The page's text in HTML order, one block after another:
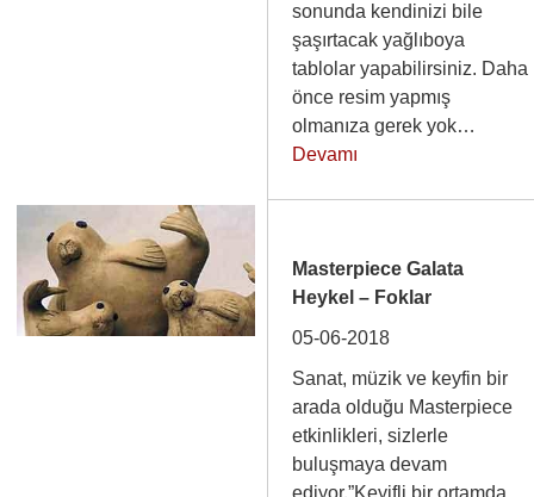
sonunda kendinizi bile
şaşırtacak yağlıboya
tablolar yapabilirsiniz. Daha
önce resim yapmış
olmanıza gerek yok…
Devamı
Masterpiece Galata
Heykel – Foklar
05-06-2018
Sanat, müzik ve keyfin bir
arada olduğu Masterpiece
etkinlikleri, sizlerle
buluşmaya devam
ediyor.”Keyifli bir ortamda